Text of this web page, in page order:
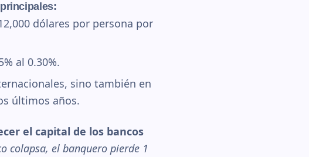
dólares por persona por
al 0.30%.
sino también en
últimos años.
el capital de los bancos
colapsa, el banquero pierde 1